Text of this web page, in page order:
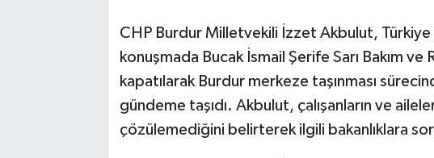
CHP Burdur Milletvekili İzzet Akbulut, Türkiye
konuşmada Bucak İsmail Şerife Sarı Bakım
kapatılarak Burdur merkeze taşınması
gündeme taşıdı. Akbulut, çalışanların ve
çözülemediğini belirterek ilgili bakanlıklara